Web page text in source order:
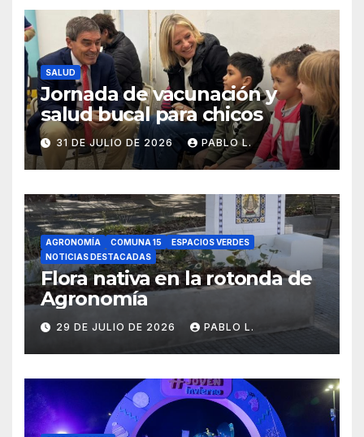
SALUD
Jornada de vacunación y
salud bucal para chicos
31 DE JULIO DE 2026 PABLO L.
AGRONOMÍA COMUNA 15
ESPACIOS VERDES
NOTICIAS DESTACADAS
Flora nativa en la rotonda de
Agronomía
29 DE JULIO DE 2026 PABLO L.